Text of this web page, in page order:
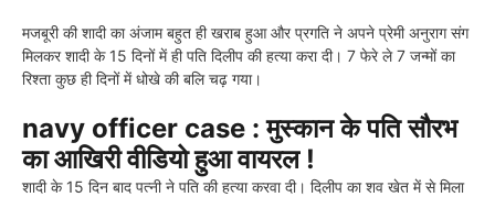
मजबूरी की शादी का अंजाम बहुत ही खराब हुआ और प्रगति ने अपने प्रेमी अनुराग संग
मिलकर शादी के 15 दिनों में ही पति दिलीप की हत्या करा दी। 7 फेरे ले 7 जन्मों का
रिश्ता कुछ ही दिनों में धोखे की बलि चढ़ गया।
navy officer case : मुस्कान के पति सौरभ
का आखिरी वीडियो हुआ वायरल !
शादी के 15 दिन बाद पत्नी ने पति की हत्या करवा दी। दिलीप का शव खेत में से मिला